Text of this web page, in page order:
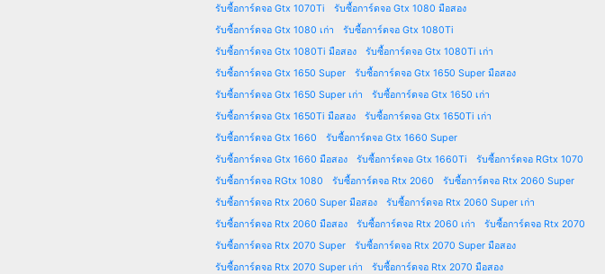
รับซื้อการ์ดจอ Gtx 1070Ti
รับซื้อการ์ดจอ Gtx 1080 มือสอง
รับซื้อการ์ดจอ Gtx 1080 เก่า
รับซื้อการ์ดจอ Gtx 1080Ti
รับซื้อการ์ดจอ Gtx 1080Ti มือสอง
รับซื้อการ์ดจอ Gtx 1080Ti เก่า
รับซื้อการ์ดจอ Gtx 1650 Super
รับซื้อการ์ดจอ Gtx 1650 Super มือสอง
รับซื้อการ์ดจอ Gtx 1650 Super เก่า
รับซื้อการ์ดจอ Gtx 1650 เก่า
รับซื้อการ์ดจอ Gtx 1650Ti มือสอง
รับซื้อการ์ดจอ Gtx 1650Ti เก่า
รับซื้อการ์ดจอ Gtx 1660
รับซื้อการ์ดจอ Gtx 1660 Super
รับซื้อการ์ดจอ Gtx 1660 มือสอง
รับซื้อการ์ดจอ Gtx 1660Ti
รับซื้อการ์ดจอ RGtx 1070
รับซื้อการ์ดจอ RGtx 1080
รับซื้อการ์ดจอ Rtx 2060
รับซื้อการ์ดจอ Rtx 2060 Super
รับซื้อการ์ดจอ Rtx 2060 Super มือสอง
รับซื้อการ์ดจอ Rtx 2060 Super เก่า
รับซื้อการ์ดจอ Rtx 2060 มือสอง
รับซื้อการ์ดจอ Rtx 2060 เก่า
รับซื้อการ์ดจอ Rtx 2070
รับซื้อการ์ดจอ Rtx 2070 Super
รับซื้อการ์ดจอ Rtx 2070 Super มือสอง
รับซื้อการ์ดจอ Rtx 2070 Super เก่า
รับซื้อการ์ดจอ Rtx 2070 มือสอง